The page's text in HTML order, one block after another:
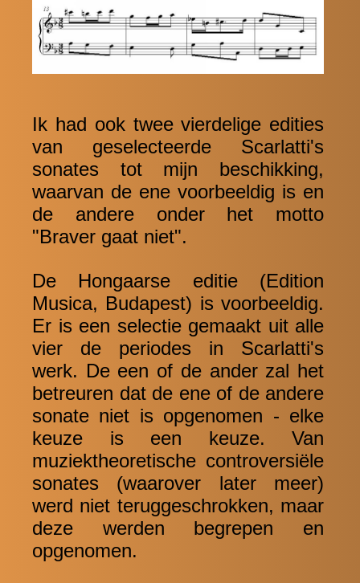
Ik had ook twee vierdelige edities
van geselecteerde Scarlatti's
sonates tot mijn beschikking,
waarvan de ene voorbeeldig is en
de andere onder het motto
"Braver gaat niet".
De Hongaarse editie (Edition
Musica, Budapest) is voorbeeldig.
Er is een selectie gemaakt uit alle
vier de periodes in Scarlatti's
werk. De een of de ander zal het
betreuren dat de ene of de andere
sonate niet is opgenomen - elke
keuze is een keuze. Van
muziektheoretische controversiële
sonates (waarover later meer)
werd niet teruggeschrokken, maar
deze werden begrepen en
opgenomen.